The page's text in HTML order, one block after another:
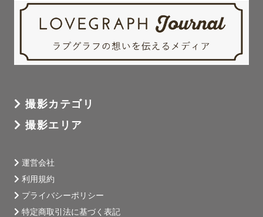
【指名料について】
・リピーターの方は割引が可能です！事前にLINEへご相談
・お問い合わせいただければ具体的な金額をお伝えします
・遠方の撮影地の場合は交通費ご相談をさせていただきま
す
----------------------------------
撮影カテゴリ
撮影エリア
運営会社
利用規約
プライバシーポリシー
特定商取引法に基づく表記